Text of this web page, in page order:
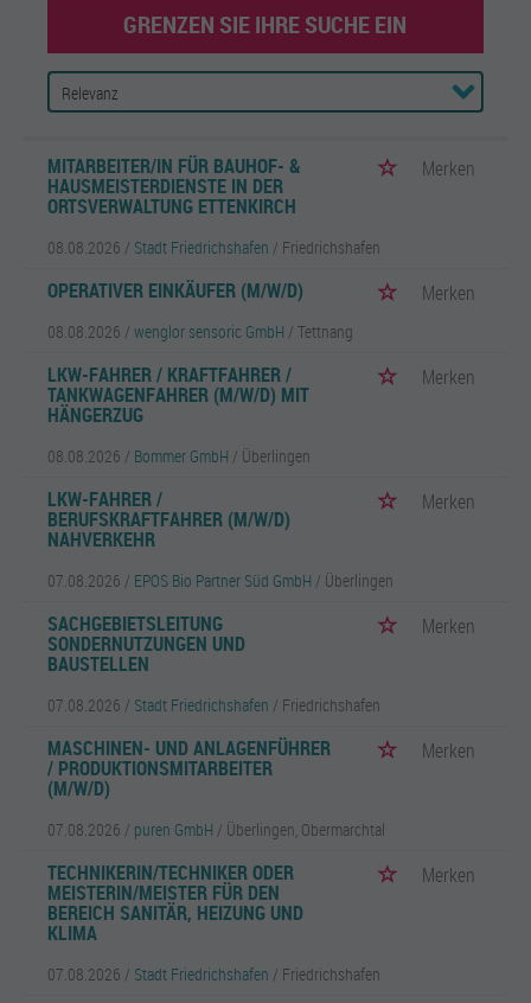
GRENZEN SIE IHRE SUCHE EIN
MITARBEITER/IN FÜR BAUHOF- &
HAUSMEISTERDIENSTE IN DER
ORTSVERWALTUNG ETTENKIRCH
Merken
08.08.2026 / Stadt Friedrichshafen / Friedrichshafen
OPERATIVER EINKÄUFER (M/W/D) Merken
08.08.2026 / wenglor sensoric GmbH / Tettnang
LKW-FAHRER / KRAFTFAHRER /
TANKWAGENFAHRER (M/W/D) MIT
HÄNGERZUG
Merken
08.08.2026 / Bommer GmbH / Überlingen
LKW-FAHRER /
BERUFSKRAFTFAHRER (M/W/D)
NAHVERKEHR
Merken
07.08.2026 / EPOS Bio Partner Süd GmbH / Überlingen
SACHGEBIETSLEITUNG
SONDERNUTZUNGEN UND
BAUSTELLEN
Merken
07.08.2026 / Stadt Friedrichshafen / Friedrichshafen
MASCHINEN- UND ANLAGENFÜHRER
/ PRODUKTIONSMITARBEITER
(M/W/D)
Merken
07.08.2026 / puren GmbH / Überlingen, Obermarchtal
TECHNIKERIN/TECHNIKER ODER
MEISTERIN/MEISTER FÜR DEN
BEREICH SANITÄR, HEIZUNG UND
KLIMA
Merken
07.08.2026 / Stadt Friedrichshafen / Friedrichshafen